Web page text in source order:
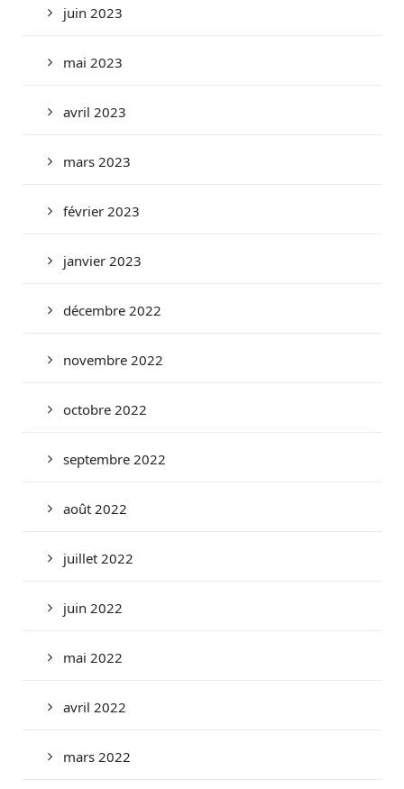
juin 2023
mai 2023
avril 2023
mars 2023
février 2023
janvier 2023
décembre 2022
novembre 2022
octobre 2022
septembre 2022
août 2022
juillet 2022
juin 2022
mai 2022
avril 2022
mars 2022